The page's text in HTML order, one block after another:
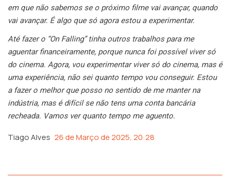
em que não sabemos se o próximo filme vai avançar, quando
vai avançar. É algo que só agora estou a experimentar.
Até fazer o “On Falling” tinha outros trabalhos para me
aguentar financeiramente, porque nunca foi possível viver só
do cinema. Agora, vou experimentar viver só do cinema, mas é
uma experiência, não sei quanto tempo vou conseguir. Estou
a fazer o melhor que posso no sentido de me manter na
indústria, mas é difícil se não tens uma conta bancária
recheada. Vamos ver quanto tempo me aguento.
Tiago Alves 26 de Março de 2025, 20:28